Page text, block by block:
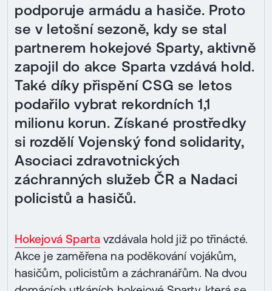
podporuje armádu a hasiče. Proto
se v letošní sezoně, kdy se stal
partnerem hokejové Sparty, aktivně
zapojil do akce Sparta vzdává hold.
Také díky přispění CSG se letos
podařilo vybrat rekordních 1,1
milionu korun. Získané prostředky
si rozdělí Vojenský fond solidarity,
Asociaci zdravotnických
záchranných služeb ČR a Nadaci
policistů a hasičů.
Hokejová Sparta vzdávala hold již po třinácté.
Akce je zaměřena na poděkování vojákům,
hasičům, policistům a záchranářům. Na dvou